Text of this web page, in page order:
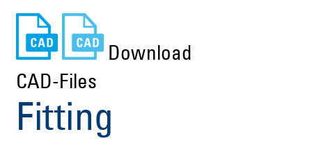
Download
CAD-Files
Fitting